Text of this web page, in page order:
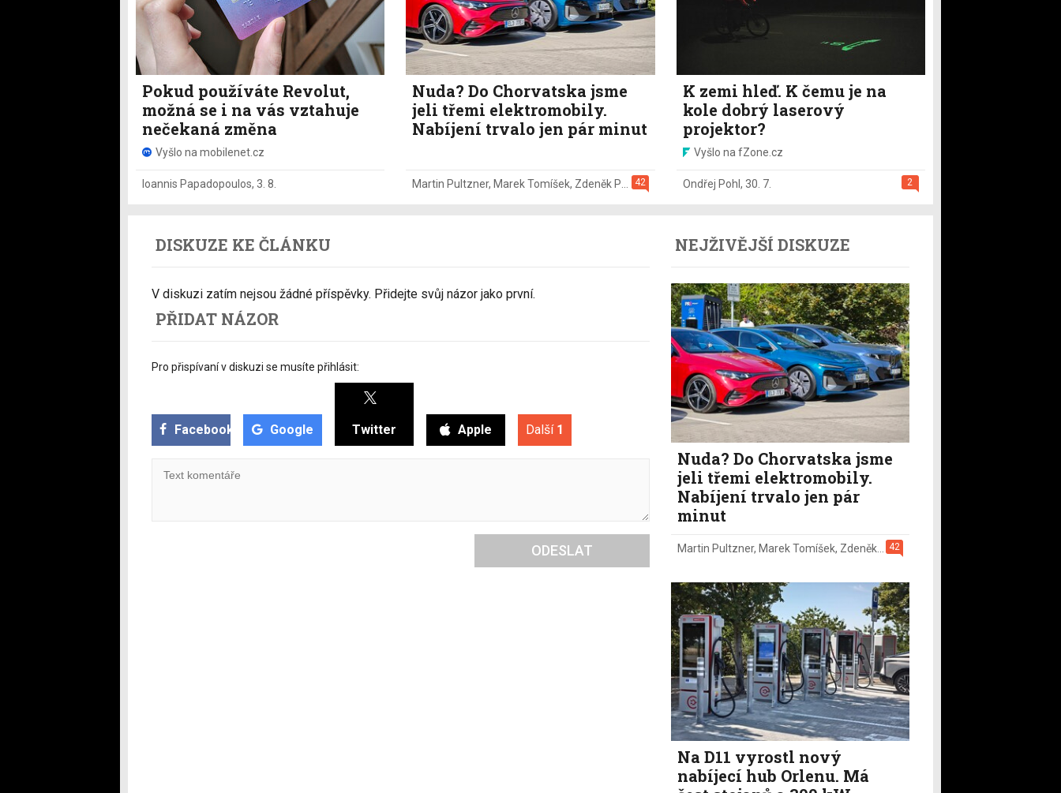
Pokud používáte Revolut,
možná se i na vás vztahuje
nečekaná změna
Vyšlo na mobilenet.cz
Ioannis Papadopoulos, 3. 8.
Nuda? Do Chorvatska jsme
jeli třemi elektromobily.
Nabíjení trvalo jen pár minut
42
Martin Pultzner, Marek Tomíšek, Zdeněk Pečený
K zemi hleď. K čemu je na
kole dobrý laserový
projektor?
Vyšlo na fZone.cz
2
Ondřej Pohl , 30. 7.
DISKUZE KE ČLÁNKU
V diskuzi zatím nejsou žádné příspěvky. Přidejte svůj názor jako první.
PŘIDAT NÁZOR
Pro přispívaní v diskuzi se musíte přihlásit:
Facebook Google Twitter Apple Další 1
ODESLAT
NEJŽIVĚJŠÍ DISKUZE
Nuda? Do Chorvatska jsme
jeli třemi elektromobily.
Nabíjení trvalo jen pár
minut
42
Martin Pultzner,Marek Tomíšek, Zdeněk Pečený
Na D11 vyrostl nový
nabíjecí hub Orlenu. Má